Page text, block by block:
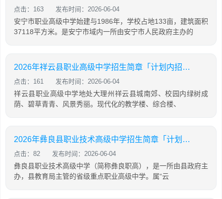
点击：163 发布时间：2026-06-04
安宁市职业高级中学始建与1986年，学校占地133亩，建筑面积
37118平方米。是安宁市域内一所由安宁市人民政府主办的
2026年祥云县职业高级中学招生简章「计划内招生」
点击：161 发布时间：2026-06-04
祥云县职业高级中学地处大理州祥云县城南郊、校园内绿树成
荫、碧草青青、风景秀丽。现代化的教学楼、综合楼、
2026年彝良县职业技术高级中学招生简章「计划内招生」
点击：82 发布时间：2026-06-04
彝良县职业技术高级中学（简称彝良职高），是一所由县政府主
办，县教育局主管的省级重点职业高级中学。属“云